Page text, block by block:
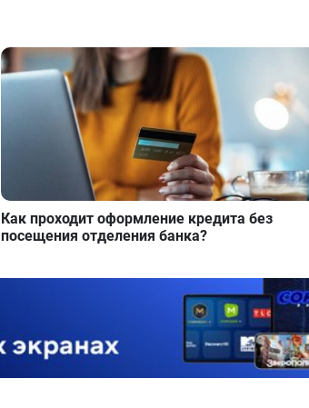
Как проходит оформление кредита без
посещения отделения банка?